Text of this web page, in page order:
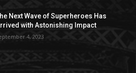
Next Wave of Superheroes Has
with Astonishing Impact
4, 2023